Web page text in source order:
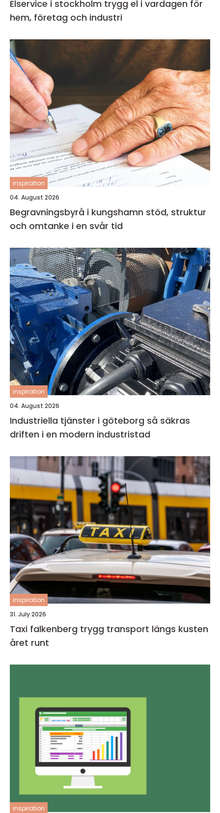
Elservice i stockholm trygg el i vardagen för
hem, företag och industri
inspiration
04. August 2026
Begravningsbyrå i kungshamn stöd, struktur
och omtanke i en svår tid
inspiration
04. August 2026
Industriella tjänster i göteborg så säkras
driften i en modern industristad
inspiration
31. July 2026
Taxi falkenberg trygg transport längs kusten
året runt
inspiration